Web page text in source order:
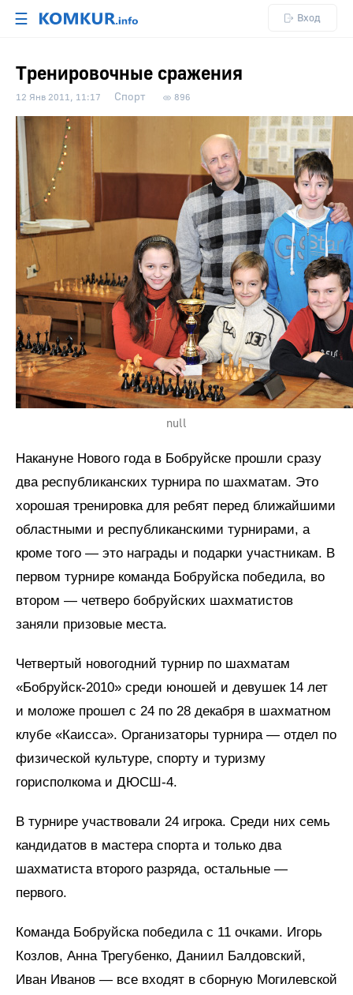
☰ Вход
Тренировочные сражения
12 Янв 2011, 11:17 Спорт 896
null
Накануне Нового года в Бобруйске прошли сразу
два республиканских турнира по шахматам. Это
хорошая тренировка для ребят перед ближайшими
областными и республиканскими турнирами, а
кроме того — это награды и подарки участникам. В
первом турнире команда Бобруйска победила, во
втором — четверо бобруйских шахматистов
заняли призовые места.
Четвертый новогодний турнир по шахматам
«Бобруйск-2010» среди юношей и девушек 14 лет
и моложе прошел с 24 по 28 декабря в шахматном
клубе «Каисса». Организаторы турнира — отдел по
физической культуре, спорту и туризму
горисполкома и ДЮСШ-4.
В турнире участвовали 24 игрока. Среди них семь
кандидатов в мастера спорта и только два
шахматиста второго разряда, остальные —
первого.
Команда Бобруйска победила с 11 очками. Игорь
Козлов, Анна Трегубенко, Даниил Балдовский,
Иван Иванов — все входят в сборную Могилевской